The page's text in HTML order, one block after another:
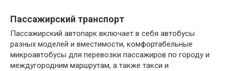
Пассажирский транспорт
Пассажирский автопарк включает в себя автобусы
разных моделей и вместимости, комфортабельные
микроавтобусы для перевозки пассажиров по городу и
междугородним маршрутам, а также такси и